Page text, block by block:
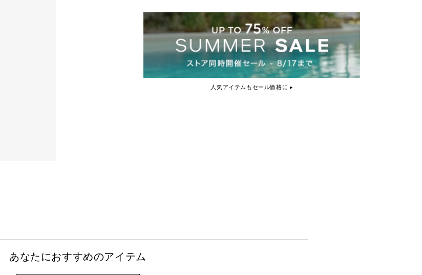
人気アイテムもセール価格に ▸
あなたにおすすめのアイテム